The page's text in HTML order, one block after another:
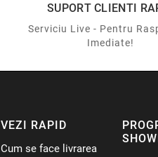
SUPORT CLIENTI
Serviciu Live - Pentru
Imediate!
VEZI RAPID
Cum se face livrarea